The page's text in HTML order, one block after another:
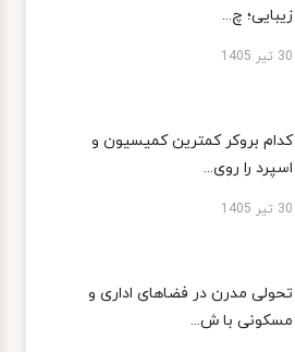
زیبایی؛ چ...
30 تیر 1405
کدام بروکر کمترین کمیسیون و
اسپرد را روی...
30 تیر 1405
تحولی مدرن در فضاهای اداری و
مسکونی با ش...